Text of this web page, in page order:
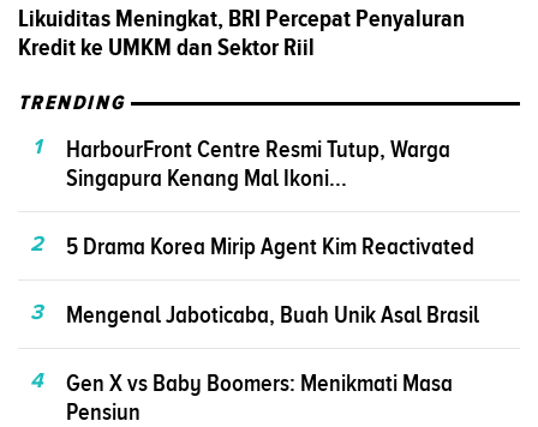
Likuiditas Meningkat, BRI Percepat Penyaluran
Kredit ke UMKM dan Sektor Riil
TRENDING
1
HarbourFront Centre Resmi Tutup, Warga
Singapura Kenang Mal Ikoni...
2 5 Drama Korea Mirip Agent Kim Reactivated
3 Mengenal Jaboticaba, Buah Unik Asal Brasil
4
Gen X vs Baby Boomers: Menikmati Masa
Pensiun